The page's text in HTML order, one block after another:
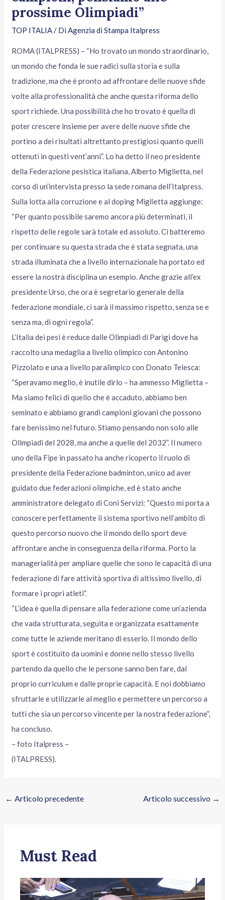
prossime Olimpiadi”
TOP ITALIA/ DiAgenzia di Stampa Italpress
ROMA (ITALPRESS) – “Ho trovato un mondo straordinario,
un mondo che fonda le sue radici sulla storia e sulla
tradizione, ma che è pronto ad affrontare delle nuove sfide
volte alla professionalità che anche questa riforma dello
sport richiede. Una possibilità che ho trovato è quella di
poter crescere insieme per avere delle nuove sfide che
portino a dei risultati altrettanto prestigiosi quanto quelli
ottenuti in questi vent’anni”. Lo ha detto il neo presidente
della Federazione pesistica italiana, Alberto Miglietta, nel
corso di un’intervista presso la sede romana dell’Italpress.
Sulla lotta alla corruzione e al doping Miglietta aggiunge:
“Per quanto possibile saremo ancora più determinati, il
rispetto delle regole sarà totale ed assoluto. Ci batteremo
per continuare su questa strada che è stata segnata, una
strada illuminata che a livello internazionale ha portato ed
essere la nostra disciplina un esempio. Anche grazie all’ex
presidente Urso, che ora è segretario generale della
federazione mondiale, ci sarà il massimo rispetto, senza se e
senza ma, di ogni regola”.
L’Italia dei pesi è reduce dalle Olimpiadi di Parigi dove ha
raccolto una medaglia a livello olimpico con Antonino
Pizzolato e una a livello paralimpico con Donato Telesca:
“Speravamo meglio, è inutile dirlo – ha ammesso Miglietta –
Ma siamo felici di quello che è accaduto, abbiamo ben
seminato e abbiamo grandi campioni giovani che possono
fare benissimo nel futuro. Stiamo pensando non solo alle
Olimpiadi del 2028, ma anche a quelle del 2032”. Il numero
uno della Fipe in passato ha anche ricoperto il ruolo di
presidente della Federazione badminton, unico ad aver
guidato due federazioni olimpiche, ed è stato anche
amministratore delegato di Coni Servizi: “Questo mi porta a
conoscere perfettamente il sistema sportivo nell’ambito di
questo percorso nuovo che il mondo dello sport deve
affrontare anche in conseguenza della riforma. Porto la
managerialità per ampliare quelle che sono le capacità di una
federazione di fare attività sportiva di altissimo livello, di
formare i propri atleti”.
“L’idea è quella di pensare alla federazione come un’azienda
che vada strutturata, seguita e organizzata esattamente
come tutte le aziende meritano di esserlo. Il mondo dello
sport è costituito da uomini e donne nello stesso livello
partendo da quello che le persone sanno ben fare, dal
proprio curriculum e dalle proprie capacità. E noi dobbiamo
sfruttarle e utilizzarle al meglio e permettere un percorso a
tutti che sia un percorso vincente per la nostra federazione”,
ha concluso.
– foto Italpress –
(ITALPRESS).
← Articolo precedente Articolo successivo →
Must Read